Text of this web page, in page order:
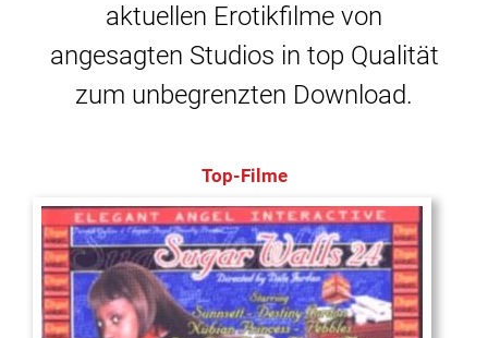
aktuellen Erotikfilme von
angesagten Studios in top Qualität
zum unbegrenzten Download.
Top-Filme